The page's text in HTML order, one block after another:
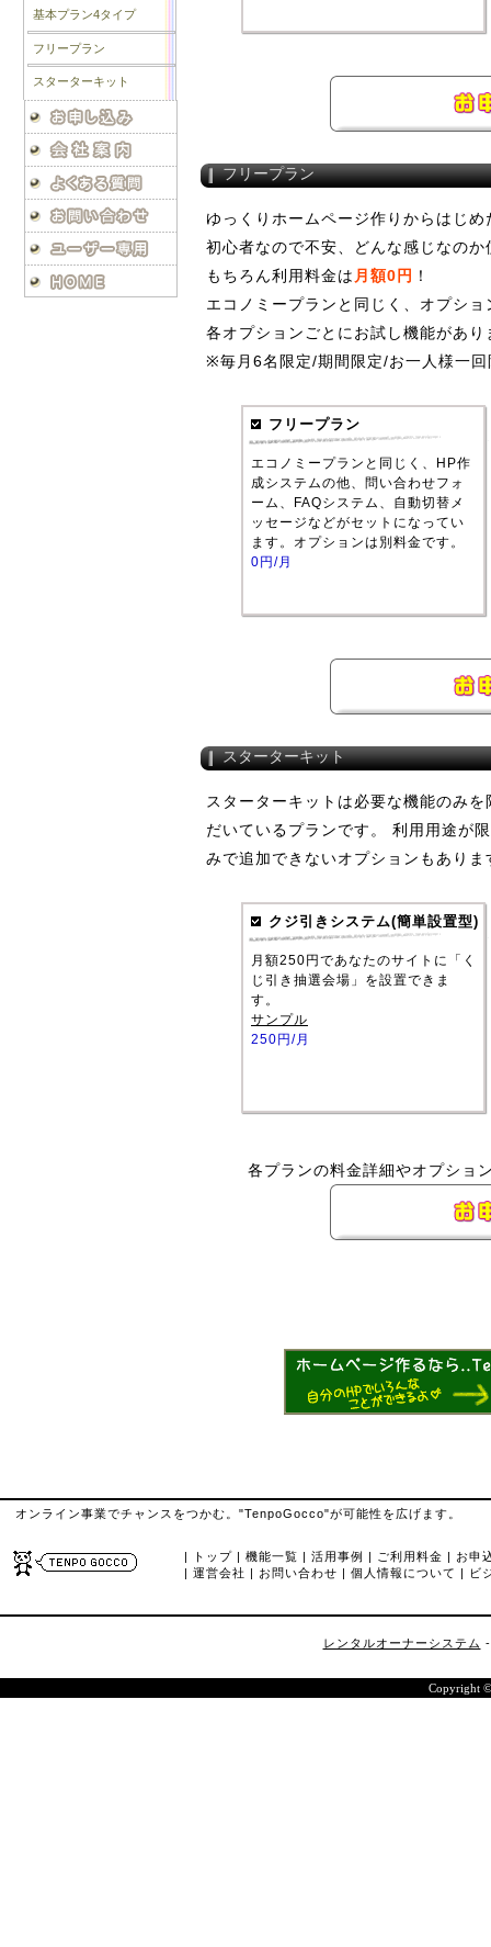
基本プラン4タイプ
フリープラン
スターターキット
フリープラン
ゆっくりホームページ作りからはじ
初心者なので不安、どんな感じなの
もちろん利用料金は 月額0円 ！
エコノミープランと同じく、オプシ
各オプションごとにお試し機能があ
※毎月6名限定/期間限定/お一人様一回
フリープラン
エコノミープランと同じく、HP作
成システムの他、問い合わせフォ
ーム、FAQシステム、自動切替メ
ッセージなどがセットになってい
ます。オプションは別料金です。
0円/月
スターターキット
スターターキットは必要な機能のみ
だいているプランです。 利用用途が
みで追加できないオプションもありま
クジ引きシステム(簡単設置型)
月額250円であなたのサイトに「く
じ引き抽選会場」を設置できま
す。
サンプル
250円/月
各プランの料金詳細やオプショ
オンライン事業でチャンスをつかむ。"TenpoGocco"が可能性を広げます。
| トップ | 機能一覧 | 活用事例 | ご利用料金 | お申
| 運営会社 | お問い合わせ | 個人情報について | ビ
レンタルオーナーシステム
Copyright